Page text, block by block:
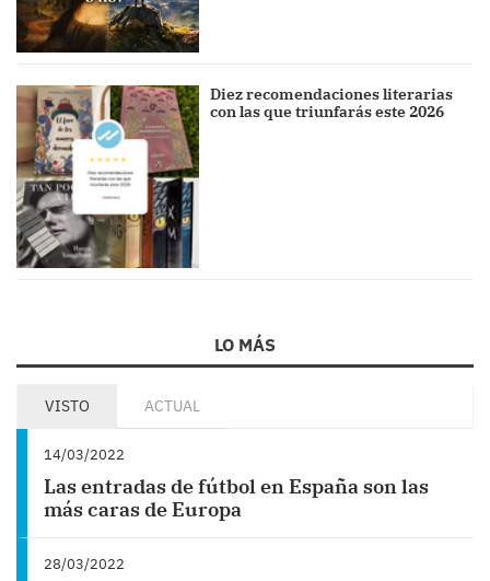
Diez recomendaciones literarias
con las que triunfarás este 2026
LO MÁS
VISTO ACTUAL
14/03/2022
Las entradas de fútbol en España son las
más caras de Europa
28/03/2022